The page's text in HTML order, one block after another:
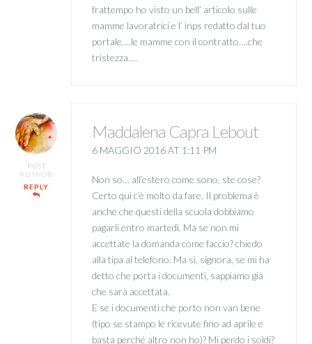
frattempo ho visto un bell’ articolo sulle
mamme lavoratrici e l’ inps redatto dal tuo
portale….le mamme con il contratto….che
tristezza….
POST
AUTHOR
REPLY
Maddalena Capra Lebout
6 MAGGIO 2016 AT 1:11 PM
Non so… all’estero come sono, ste cose?
Certo qui c’è molto da fare. Il problema è
anche che questi della scuola dobbiamo
pagarli entro martedì. Ma se non mi
accettate la domanda come faccio? chiedo
alla tipa al telefono. Ma sì, signora, se mi ha
detto che porta i documenti, sappiamo già
che sarà accettata.
E se i documenti che porto non van bene
(tipo se stampo le ricevute fino ad aprile e
basta perché altro non ho)? Mi perdo i soldi?